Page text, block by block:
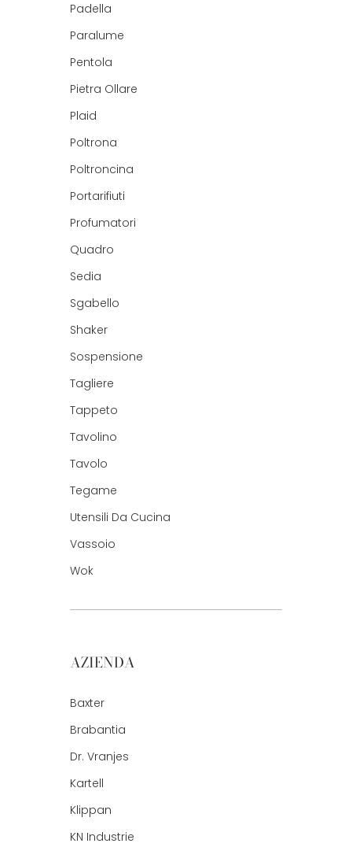
Padella
Paralume
Pentola
Pietra Ollare
Plaid
Poltrona
Poltroncina
Portarifiuti
Profumatori
Quadro
Sedia
Sgabello
Shaker
Sospensione
Tagliere
Tappeto
Tavolino
Tavolo
Tegame
Utensili Da Cucina
Vassoio
Wok
AZIENDA
Baxter
Brabantia
Dr. Vranjes
Kartell
Klippan
KN Industrie